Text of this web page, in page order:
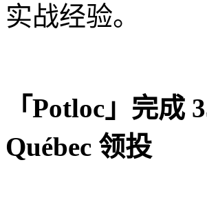
实战经验。
「Potloc」完成
Québec 领投